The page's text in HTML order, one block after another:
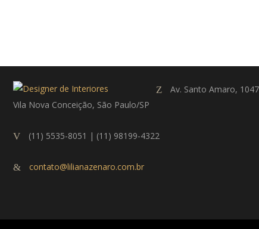
Av. Santo Amaro,
Vila Nova Conceição, São Paulo/SP
(11) 5535-8051 | (11) 98199-4322
contato@lilianazenaro.com.br